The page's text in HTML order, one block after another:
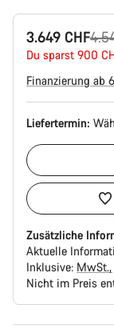
3.649 CHF
Du sparst 900
Finanzierung ab
Liefertermin:
Zusätzliche
Aktuelle
Inklusive: MwSt.
Nicht im Preis